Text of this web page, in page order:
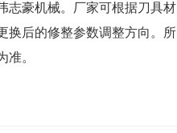
志豪机械。厂家可根据刀具材
换后的修整参数调整方向。所
。